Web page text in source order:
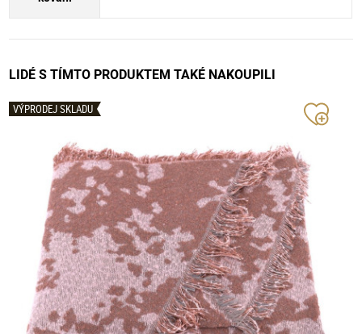
LIDÉ S TÍMTO PRODUKTEM TAKÉ NAKOUPILI
VÝPRODEJ SKLADU